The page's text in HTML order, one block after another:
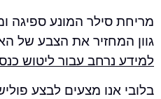
המונע ספיגה ומספק
את הצבע של האבן.
עבור ליטוש כנס לכאן
מצעים לבצע פוליש